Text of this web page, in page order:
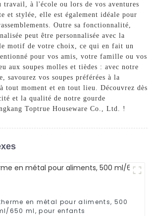
travail, à l'école ou lors de vos aventures
et stylée, elle est également idéale pour
Outre sa fonctionnalité,
peut être personnalisée avec la
motif de votre choix, ce qui en fait un
pour vos amis, votre famille ou vos
aux soupes molles et tièdes : avec notre
savourez vos soupes préférées à la
tout moment et en tout lieu. Découvrez dès
et la qualité de notre gourde
Toptrue Houseware Co., Ltd. !
en métal pour aliments, 500
650 ml, pour enfants